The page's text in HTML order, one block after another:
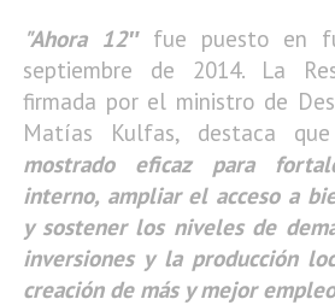
"Ahora 12″fue puesto en
septiembre de 2014. La
firmada por el ministro de
Matías Kulfas, destaca
mostrado eficaz para
interno, ampliar el acceso a
y sostener los niveles de
inversiones y la producción
creación de más y mejor